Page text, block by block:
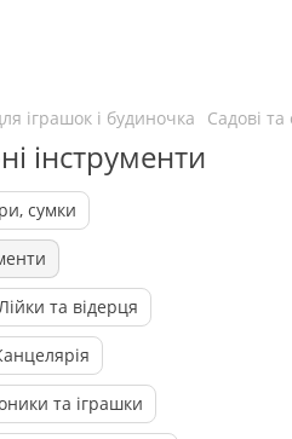
іграшок і будиночка Садові
інструменти
сумки
та відерця
та іграшки